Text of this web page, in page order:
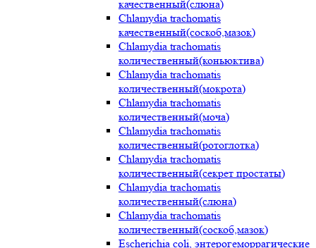
качественный(слюна)
Chlamydia trachomatis
качественный(соскоб,мазок)
Chlamydia trachomatis
количественный(коньюктива)
Chlamydia trachomatis
количественный(мокрота)
Chlamydia trachomatis
количественный(моча)
Chlamydia trachomatis
количественный(ротоглотка)
Chlamydia trachomatis
количественный(секрет простаты)
Chlamydia trachomatis
количественный(слюна)
Chlamydia trachomatis
количественный(соскоб,мазок)
Escherichia coli, энтерогеморрагические